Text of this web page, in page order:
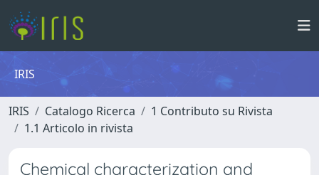
IRIS
IRIS Catalogo Ricerca
1 Contributo su Rivista
1.1 Articolo in rivista
Chemical characterization and